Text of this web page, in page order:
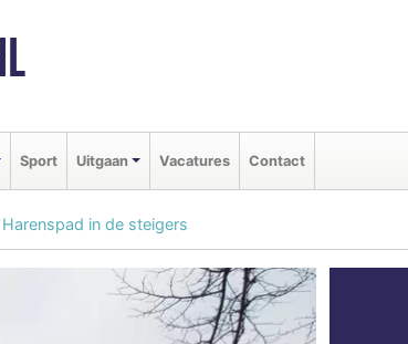
Sport Uitgaan Vacatures Contact
in de steigers